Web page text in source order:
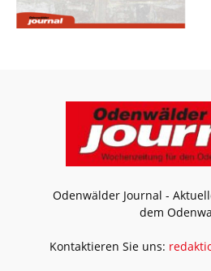
Odenwälder Journal -
dem
Kontaktieren Sie uns: